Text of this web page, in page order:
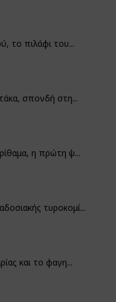
το πιλάφι του...
σπονδή στη...
η πρώτη ψ...
τυροκομί...
και το φαγη...